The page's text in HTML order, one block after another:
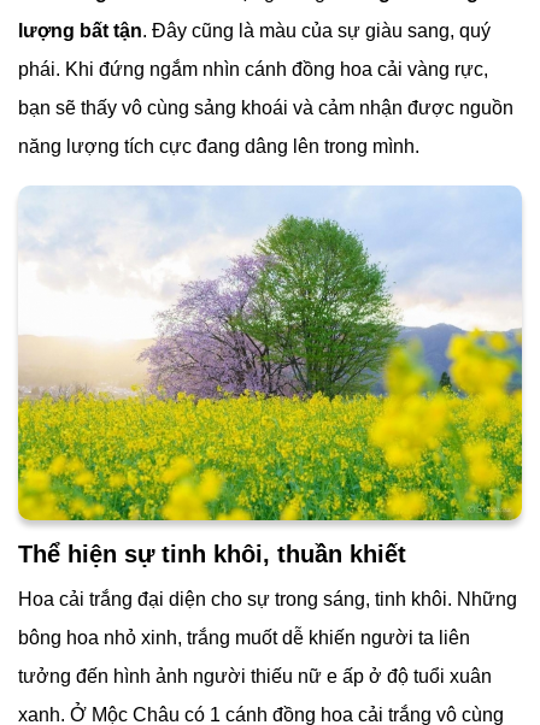
lượng bất tận. Đây cũng là màu của sự giàu sang, quý
phái. Khi đứng ngắm nhìn cánh đồng hoa cải vàng rực,
bạn sẽ thấy vô cùng sảng khoái và cảm nhận được nguồn
năng lượng tích cực đang dâng lên trong mình.
Thể hiện sự tinh khôi, thuần khiết
Hoa cải trắng đại diện cho sự trong sáng, tinh khôi. Những
bông hoa nhỏ xinh, trắng muốt dễ khiến người ta liên
tưởng đến hình ảnh người thiếu nữ e ấp ở độ tuổi xuân
xanh. Ở Mộc Châu có 1 cánh đồng hoa cải trắng vô cùng